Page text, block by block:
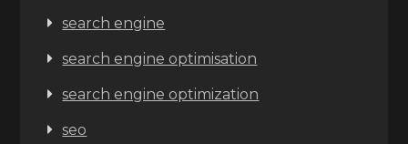
search engine
search engine optimisation
search engine optimization
seo